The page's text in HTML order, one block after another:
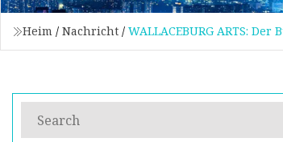
Heim / Nachricht / WALLACEBURG ARTS: